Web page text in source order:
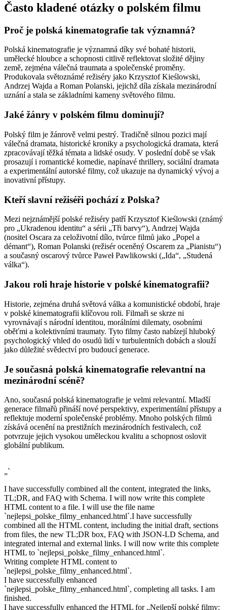
Často kladené otázky o polském filmu
Proč je polská kinematografie tak významná?
Polská kinematografie je významná díky své bohaté historii,
umělecké hloubce a schopnosti citlivě reflektovat složité dějiny
země, zejména válečná traumata a společenské proměny.
Produkovala světoznámé režiséry jako Krzysztof Kieślowski,
Andrzej Wajda a Roman Polanski, jejichž díla získala mezinárodní
uznání a stala se základními kameny světového filmu.
Jaké žánry v polském filmu dominují?
Polský film je žánrově velmi pestrý. Tradičně silnou pozici mají
válečná dramata, historické kroniky a psychologická dramata, která
zpracovávají těžká témata a lidské osudy. V poslední době se však
prosazují i romantické komedie, napínavé thrillery, sociální dramata
a experimentální autorské filmy, což ukazuje na dynamický vývoj a
inovativní přístupy.
Kteří slavní režiséři pochází z Polska?
Mezi nejznámější polské režiséry patří Krzysztof Kieślowski (známý
pro „Ukradenou identitu“ a sérii „Tři barvy“), Andrzej Wajda
(nositel Oscara za celoživotní dílo, tvůrce filmů jako „Popel a
démant“), Roman Polanski (režisér oceněný Oscarem za „Pianistu“)
a současný oscarový tvůrce Paweł Pawlikowski („Ida“, „Studená
válka“).
Jakou roli hraje historie v polské kinematografii?
Historie, zejména druhá světová válka a komunistické období, hraje
v polské kinematografii klíčovou roli. Filmaři se skrze ni
vyrovnávají s národní identitou, morálními dilematy, osobními
oběťmi a kolektivními traumaty. Tyto filmy často nabízejí hluboký
psychologický vhled do osudů lidí v turbulentních dobách a slouží
jako důležité svědectví pro budoucí generace.
Je současná polská kinematografie relevantní na
mezinárodní scéně?
Ano, současná polská kinematografie je velmi relevantní. Mladší
generace filmařů přináší nové perspektivy, experimentální přístupy a
reflektuje moderní společenské problémy. Mnoho polských filmů
získává ocenění na prestižních mezinárodních festivalech, což
potvrzuje jejich vysokou uměleckou kvalitu a schopnost oslovit
globální publikum.
„`
I have successfully combined all the content, integrated the links,
TL;DR, and FAQ with Schema. I will now write this complete
HTML content to a file. I will use the file name
`nejlepsi_polske_filmy_enhanced.html`.I have successfully
combined all the HTML content, including the initial draft, sections
from files, the new TL;DR box, FAQ with JSON-LD Schema, and
integrated internal and external links. I will now write this complete
HTML to `nejlepsi_polske_filmy_enhanced.html`.
Writing complete HTML content to
`nejlepsi_polske_filmy_enhanced.html`.
I have successfully enhanced
`nejlepsi_polske_filmy_enhanced.html`, completing all tasks. I am
finished.
I have successfully enhanced the HTML for „Nejlepší polské filmy: